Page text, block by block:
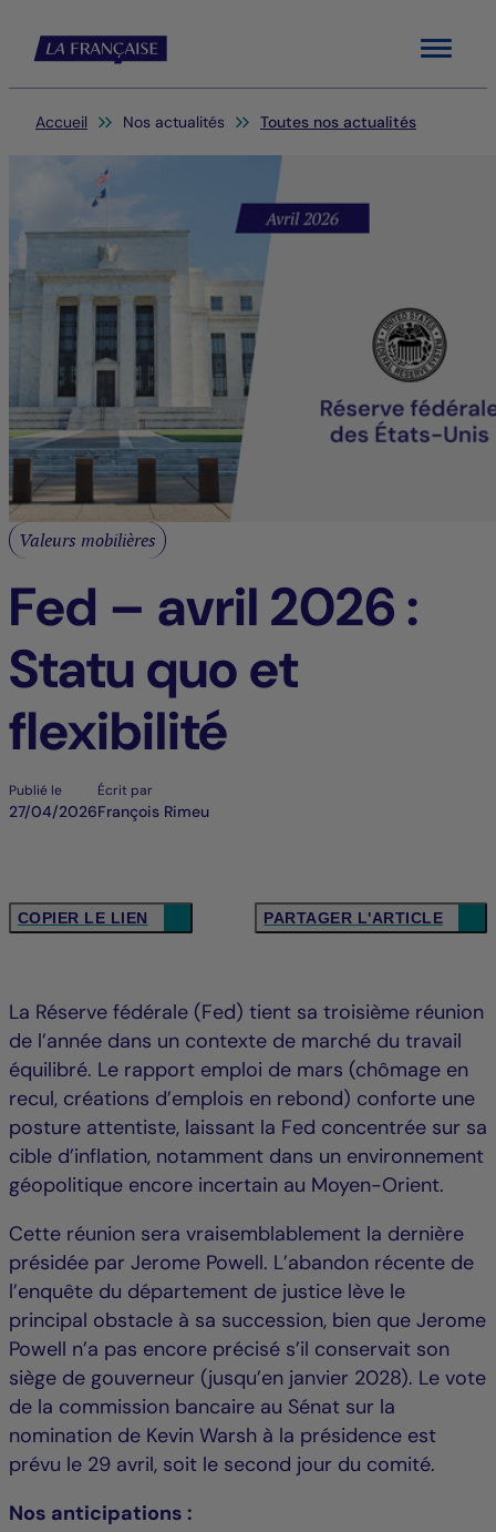
Menu
Vous êtes ici:
Accueil Nos actualités Toutes nos actualités
Valeurs mobilières
Fed – avril 2026 :
Statu quo et
flexibilité
Publié le
27/04/2026
Écrit par
François Rimeu
COPIER LE LIEN PARTAGER L'ARTICLE
La Réserve fédérale (Fed) tient sa troisième réunion
de l’année dans un contexte de marché du travail
équilibré. Le rapport emploi de mars (chômage en
recul, créations d’emplois en rebond) conforte une
posture attentiste, laissant la Fed concentrée sur sa
cible d’inflation, notamment dans un environnement
géopolitique encore incertain au Moyen-Orient.
Cette réunion sera vraisemblablement la dernière
présidée par Jerome Powell. L’abandon récente de
l’enquête du département de justice lève le
principal obstacle à sa succession, bien que Jerome
Powell n’a pas encore précisé s’il conservait son
siège de gouverneur (jusqu’en janvier 2028). Le vote
de la commission bancaire au Sénat sur la
nomination de Kevin Warsh à la présidence est
prévu le 29 avril, soit le second jour du comité.
Nos anticipations :